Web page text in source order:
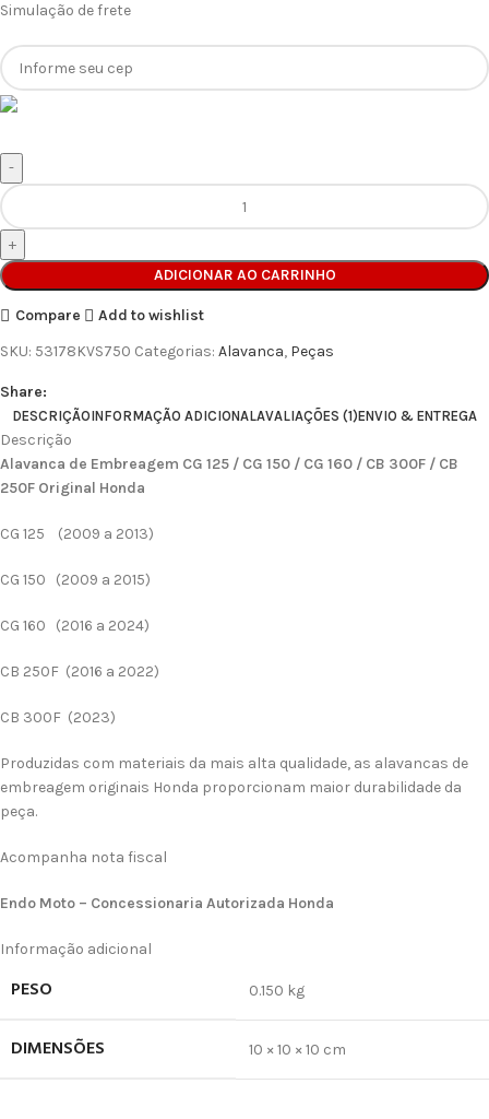
Simulação de frete
ADICIONAR AO CARRINHO
Compare
Add to wishlist
SKU: 53178KVS750 Categorias: Alavanca, Peças
Share:
DESCRIÇÃOINFORMAÇÃO ADICIONALAVALIAÇÕES (1)ENVIO & ENTREGA
Descrição
Alavanca de Embreagem CG 125 / CG 150 / CG 160 / CB 300F / CB
250F Original Honda
CG 125 (2009 a 2013)
CG 150 (2009 a 2015)
CG 160 (2016 a 2024)
CB 250F (2016 a 2022)
CB 300F (2023)
Produzidas com materiais da mais alta qualidade, as alavancas de
embreagem originais Honda proporcionam maior durabilidade da
peça.
Acompanha nota fiscal
Endo Moto – Concessionaria Autorizada Honda
Informação adicional
PESO 0.150 kg
DIMENSÕES 10 × 10 × 10 cm